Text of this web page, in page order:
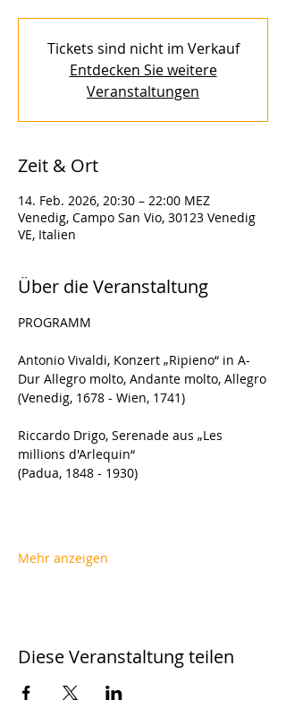
Tickets sind nicht im Verkauf
Entdecken Sie weitere
Veranstaltungen
Zeit & Ort
14. Feb. 2026, 20:30 – 22:00 MEZ
Venedig, Campo San Vio, 30123 Venedig
VE, Italien
Über die Veranstaltung
PROGRAMM
Antonio Vivaldi, Konzert „Ripieno“ in A-
Dur Allegro molto, Andante molto, Allegro
(Venedig, 1678 - Wien, 1741)
Riccardo Drigo, Serenade aus „Les
millions d'Arlequin“
(Padua, 1848 - 1930)
Mehr anzeigen
Diese Veranstaltung teilen